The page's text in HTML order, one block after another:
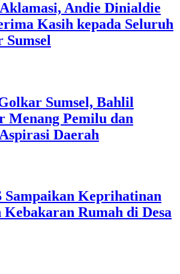
Andie Dinialdie
Kasih kepada Seluruh
Sumsel, Bahlil
Menang Pemilu dan
Daerah
Sampaikan Keprihatinan
Rumah di Desa